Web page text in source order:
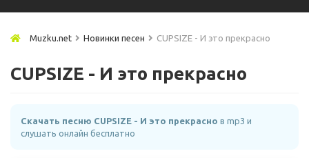
Muzku.net Новинки песен CUPSIZE - И это прекрасно
CUPSIZE - И это прекрасно
Скачать песню CUPSIZE - И это прекрасно в mp3 и
слушать онлайн бесплатно